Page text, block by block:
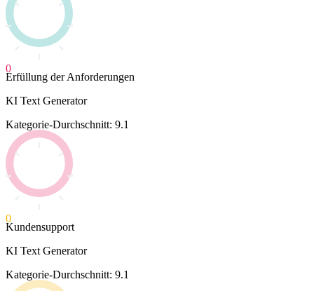
0
Erfüllung der Anforderungen
KI Text Generator
Kategorie-Durchschnitt: 9.1
0
Kundensupport
KI Text Generator
Kategorie-Durchschnitt: 9.1